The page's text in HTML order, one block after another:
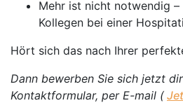
Mehr ist nicht notwendig –
Kollegen bei einer
Hört sich das nach Ihrer
Dann bewerben Sie sich jetzt
Kontaktformular, per E-mail (